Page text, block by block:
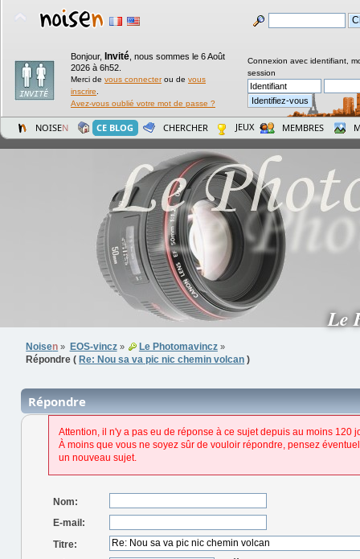
Bonjour, Invité nous sommes le 6 Août
2026 à 6h52.
Merci de vous connecterou de vous
inscrire
Avez-vous oublié votre mot de passe ?
Connexion avec identifiant,
session
NOISEN CE BLOG CHERCHER JEUX MEMBRES
Le
Noisen » EOS-vincz» Le Photomavincz»
Répondre ( Re: Nou sa va pic nic chemin volcan )
Répondre
Attention, il n'y a pas eu de réponse à ce sujet depuis au moins 120
À moins que vous ne soyez sûr de vouloir répondre, pensez
un nouveau sujet.
Nom:
E-mail:
Titre: